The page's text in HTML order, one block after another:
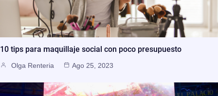
10 tips para maquillaje social con poco presupuesto
Olga Renteria Ago 25, 2023